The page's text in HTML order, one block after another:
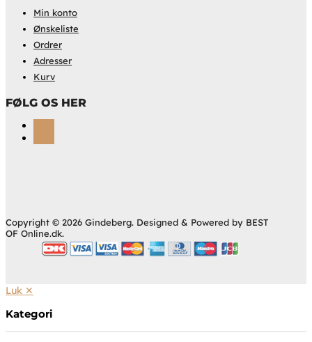
Min konto
Ønskeliste
Ordrer
Adresser
Kurv
FØLG OS HER
Copyright © 2026 Gindeberg. Designed & Powered by BEST
OF Online.dk.
Luk ✕
Kategori